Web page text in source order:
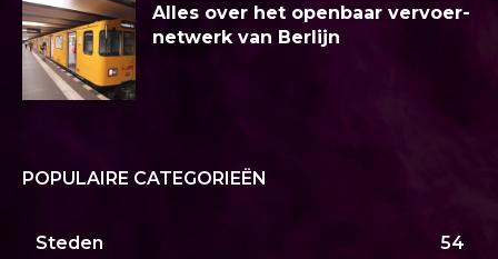
Alles over het openbaar vervoer-
netwerk van Berlijn
POPULAIRE CATEGORIEËN
Steden 54